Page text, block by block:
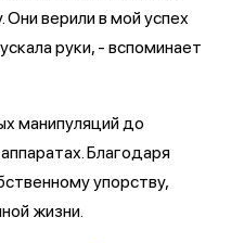
Они верили в мой успех
руки, - вспоминает
манипуляций до
Благодаря
упорству,
жизни.